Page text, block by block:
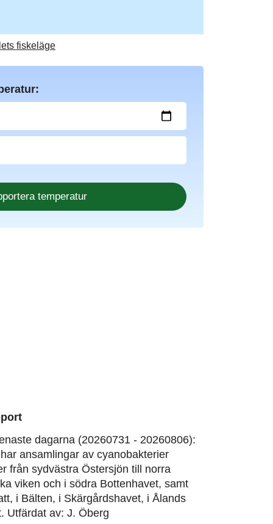
fiskeläge
dagarna (20260731 - 20260806):
ansamlingar av cyanobakterier
från sydvästra Östersjön till norra
viken och i södra Bottenhavet, samt
i Bälten, i Skärgårdshavet, i Ålands
Utfärdat av: J. Öberg